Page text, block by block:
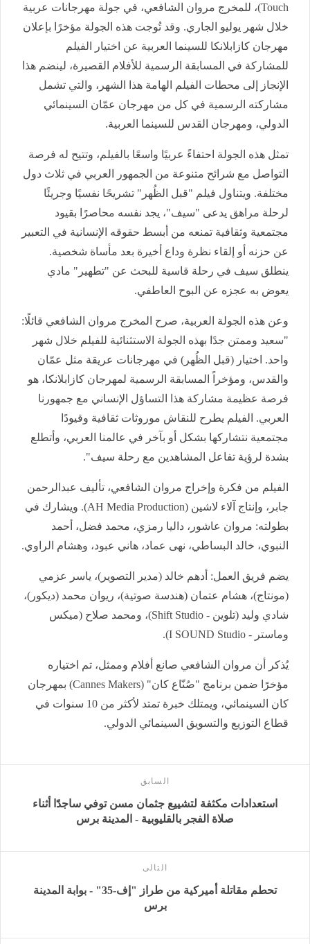
Touch)، للمخرج مروان الشافعي، في جولة مهرجانات عربية
خلال شهر يوليو الجاري. وقد تُوجت هذه الجولة مؤخرًا بإعلان
مهرجان كازابلانكا للسينما العربية عن اختيار الفيلم
للمشاركة في المسابقة الرسمية للأفلام القصيرة، لينضم هذا
الإنجاز إلى محطات الفيلم الهامة هذا الشهر، والتي تشمل
مشاركته الرسمية في كل من مهرجان عمّان السينمائي
الدولي، ومهرجان القدس للسينما العربية.
تمثل هذه الجولة احتفاءً عربيًا واسعًا بالفيلم، وتتيح له فرصة
التواصل مع شرائح متنوعة من الجمهور العربي في ثلاث دول
مختلفة. ويتناول فيلم "قبل الظُهر" تشريحًا نفسيًا وجريئًا
لرحلة مراهق يدعى "سيف"، يجد نفسه محاصرًا بقيود
مجتمعية وثقافية تمنعه من أبسط حقوقه الإنسانية في التعبير
عن حزنه أو إلقاء نظرة وداع أخيرة بعد مأساة شخصية.
ينطلق سيف في رحلة قاسية للبحث عن "تطهير" مادي
يعوض به عجزه عن البوح العاطفي.
وعن هذه الجولة العربية، صرح المخرج مروان الشافعي قائلًا:
"سعيد وممتن جدًا بهذه الجولة الاستثنائية للفيلم خلال شهر
واحد. اختيار (قبل الظُهر) في مهرجانات عريقة مثل عمّان
والقدس، ومؤخراً المسابقة الرسمية لمهرجان كازابلانكا، هو
فرصة عظيمة مشاركة هذا التساؤل الإنساني مع جمهورنا
العربي. الفيلم يطرح للنقاش موروثات ثقافية وقيودًا
مجتمعية نتشاركها بشكل أو بآخر في عالمنا العربي، وأتطلع
بشدة لرؤية تفاعل المشاهدين مع رحلة سيف".
الفيلم من فكرة وإخراج مروان الشافعي، تأليف عبدالرحمن
جابر، وإنتاج آلاء لاشين (AH Media Production). ويشارك في
بطولته: مروان عاشور، داليا رمزي، محمد فضل، أحمد
النبوي، خالد البساطي، نهى عماد، هاني عبود، وهشام الراوي.
يضم فريق العمل: أدهم خالد (مدير التصوير)، ياسر عزمي
(مونتاج)، هشام عتمان (هندسة صوتية)، ريوان محمد (ديكور)،
شادي وليد (تلوين - Shift Studio)، ومحمد صلاح (ميكس
وماستر - I SOUND Studio).
يُذكر أن مروان الشافعي صانع أفلام وممثل، تم اختياره
مؤخرًا ضمن برنامج "صُنّاع كان" (Cannes Makers) بمهرجان
كان السينمائي، ويمتلك خبرة تمتد لأكثر من 10 سنوات في
قطاع التوزيع والتسويق السينمائي الدولي.
السابق
استعدادات مكثفة لتشييع جثمان مسن توفي ساجدًا أثناء
صلاة الفجر بالقليوبية - المدينة برس
التالى
تحطم مقاتلة أميركية من طراز "إف-35" - بوابة المدينة
برس